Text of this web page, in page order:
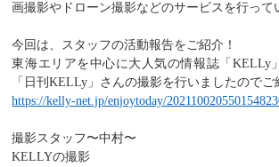
画撮影やドローン撮影などのサービスを行って
今回は、スタッフの活動報告をご紹介！
東海エリアを中心に大人気の情報誌「 KELLy
「日刊KELLy 」さんの撮影を行いましたのでご
https://kelly-net.jp/enjoytoday/
撮影スタッフ〜中村〜
KELLYの撮影